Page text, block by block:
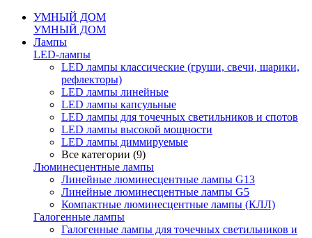
УМНЫЙ ДОМ
УМНЫЙ ДОМ
Лампы
LED-лампы
LED лампы классические (груши, свечи, шарики,
рефлекторы)
LED лампы линейные
LED лампы капсульные
LED лампы для точечных светильников и спотов
LED лампы высокой мощности
LED лампы диммируемые
Все категории (9)
Люминесцентные лампы
Линейные люминесцентные лампы G13
Линейные люминесцентные лампы G5
Компактные люминесцентные лампы (КЛЛ)
Галогенные лампы
Галогенные лампы для точечных светильников и